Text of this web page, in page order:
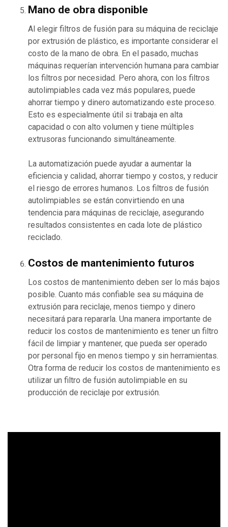
Mano de obra disponible
Al elegir filtros de fusión para su máquina de reciclaje
por extrusión de plástico, es importante considerar el
costo de la mano de obra. En el pasado, muchas
máquinas requerían intervención humana para cambiar
los filtros por necesidad. Pero ahora, con los filtros
autolimpiables cada vez más populares, puede
ahorrar tiempo y dinero automatizando este proceso.
Esto es especialmente útil si trabaja en alta
capacidad o con alto volumen y tiene múltiples
extrusoras funcionando simultáneamente.
La automatización puede ayudar a aumentar la
eficiencia y calidad, ahorrar tiempo y costos, y reducir
el riesgo de errores humanos. Los filtros de fusión
autolimpiables se están convirtiendo en una
tendencia para máquinas de reciclaje, asegurando
resultados consistentes en cada lote de plástico
reciclado.
Costos de mantenimiento futuros
Los costos de mantenimiento deben ser lo más bajos
posible. Cuanto más confiable sea su máquina de
extrusión para reciclaje, menos tiempo y dinero
necesitará para repararla. Una manera importante de
reducir los costos de mantenimiento es tener un filtro
fácil de limpiar y mantener, que pueda ser operado
por personal fijo en menos tiempo y sin herramientas.
Otra forma de reducir los costos de mantenimiento es
utilizar un filtro de fusión autolimpiable en su
producción de reciclaje por extrusión.